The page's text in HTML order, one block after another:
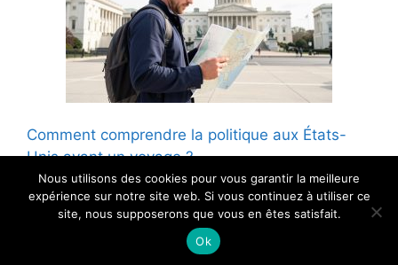
Comment comprendre la politique aux États-
Unis avant un voyage ?
© 2026 - Tous droits reservés
Nous utilisons des cookies pour vous garantir la meilleure
expérience sur notre site web. Si vous continuez à utiliser ce
site, nous supposerons que vous en êtes satisfait.
Ok